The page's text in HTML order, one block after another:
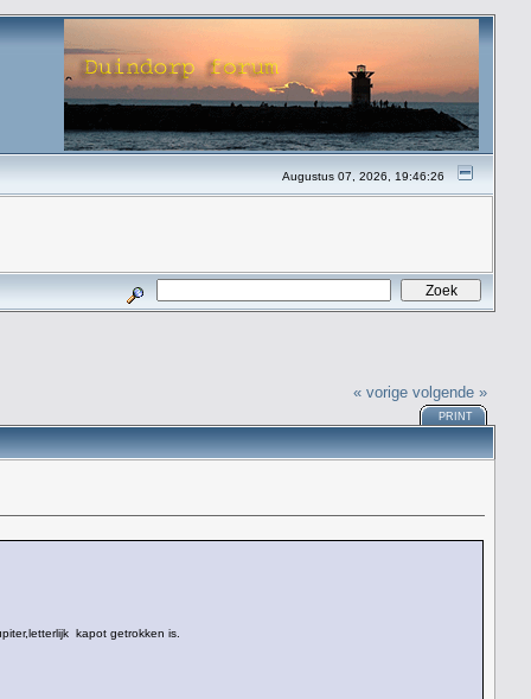
Augustus 07, 2026, 19:46:26
« vorige volgende »
PRINT
kapot getrokken is.